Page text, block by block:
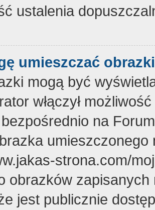
ustalenia
umieszczać
mogą być
włączył
na
strona.com/
obrazków
jest publicznie